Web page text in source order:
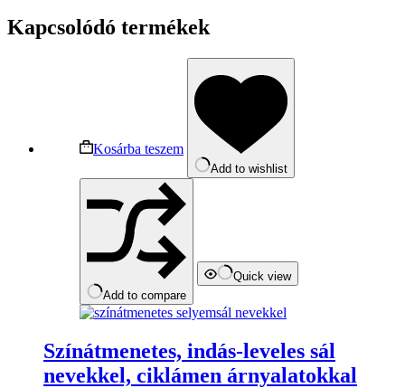
Kapcsolódó termékek
Kosárba teszem
Add to wishlist
Add to compare
Quick view
Színátmenetes, indás-leveles sál
nevekkel, ciklámen árnyalatokkal